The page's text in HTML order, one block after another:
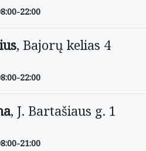
22:00
, Bajorų kelias 4
22:00
, J. Bartašiaus g. 1
21:00